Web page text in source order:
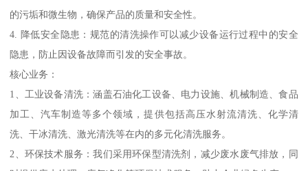
的污垢和微生物，确保产品的质量和安全性。
4. 降低安全隐患：规范的清洗操作可以减少设备运行过程中的安全
隐患，防止因设备故障而引发的安全事故。
核心业务：
1、工业设备清洗：涵盖石油化工设备、电力设施、机械制造、食品
加工、汽车制造等多个领域，提供包括高压水射流清洗、化学清
洗、干冰清洗、激光清洗等在内的多元化清洗服务。
2、环保技术服务：我们采用环保型清洗剂，减少废水废气排放，同